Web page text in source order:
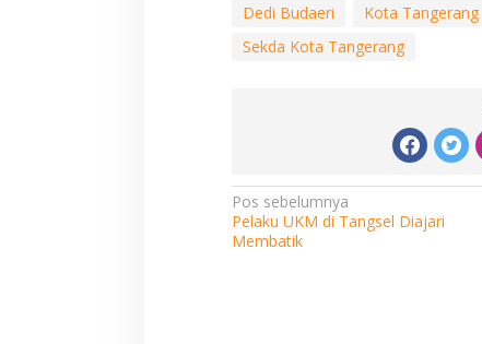
Dedi Budaeri Kota Tangerang
Sekda Kota Tangerang
Navigasi
pos
Pos sebelumnya
Pelaku UKM di Tangsel Diajari
Membatik